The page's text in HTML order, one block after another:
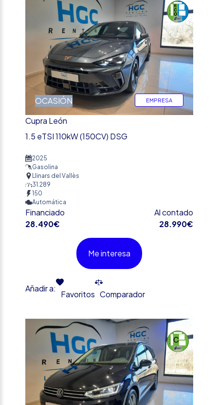
OCASIÓN EMPRESA
Cupra León
1.5 eTSI 110kW (150CV) DSG
2025
Gasolina
Llinars del Vallès
31.289
150
Automática
Financiado
28.490€
Al contado
28.990€
Me interesa
Añadir a:
Favoritos Comparador